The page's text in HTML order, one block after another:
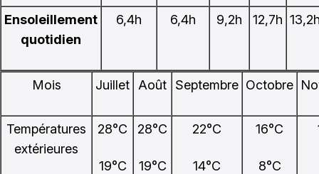
Ensoleillement
quotidien
6,4h 6,4h 9,2h 12,7h
Mois Juillet Août Septembre Octobre
Températures
extérieures
28°C
19°C
28°C
19°C
22°C
14°C
16°C
8°C